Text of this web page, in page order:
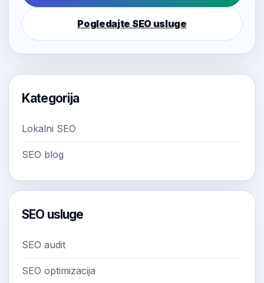
Pogledajte SEO usluge
Kategorija
Lokalni SEO
SEO blog
SEO usluge
SEO audit
SEO optimizacija